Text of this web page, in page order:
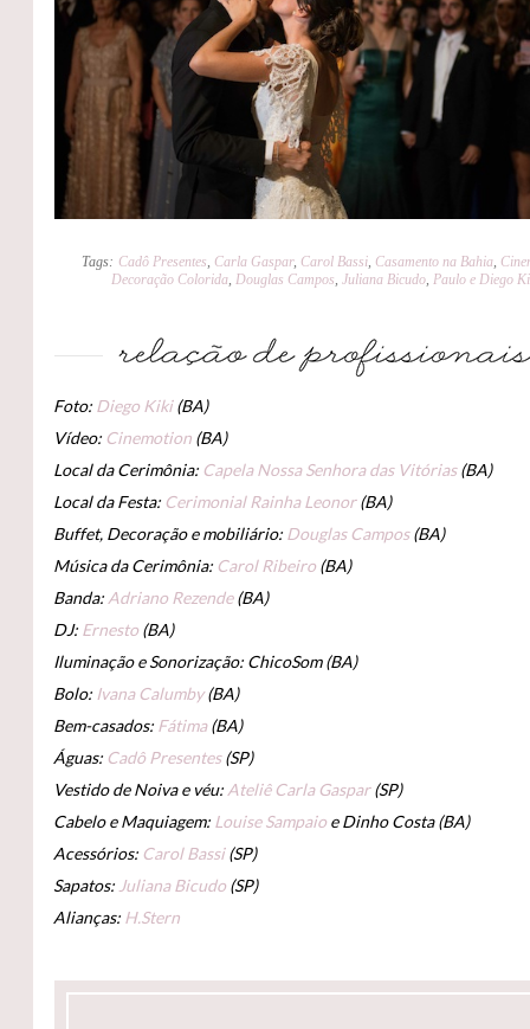
Tags: Cadô Presentes, Carla Gaspar, Carol Bassi, Casamento na Bahia,
Decoração Colorida, Douglas Campos, Juliana Bicudo, Paulo e Diego
Foto: Diego Kiki(BA)
Vídeo: Cinemotion (BA)
Local da Cerimônia: Capela Nossa Senhora das Vitórias(BA)
Local da Festa: Cerimonial Rainha Leonor(BA)
Buffet, Decoração e mobiliário: Douglas Campos(BA)
Música da Cerimônia: Carol Ribeiro (BA)
Banda:Adriano Rezende(BA)
DJ: Ernesto (BA)
Iluminação e Sonorização: ChicoSom (BA)
Bolo: Ivana Calumby(BA)
Bem-casados: Fátima(BA)
Águas: Cadô Presentes(SP)
Vestido de Noiva e véu:Ateliê Carla Gaspar(SP)
Cabelo e Maquiagem: Louise Sampaio e Dinho Costa (BA)
Acessórios: Carol Bassi(SP)
Sapatos:Juliana Bicudo (SP)
Alianças: H.Stern